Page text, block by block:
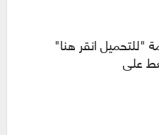
"للتحميل انقر هنا"
على